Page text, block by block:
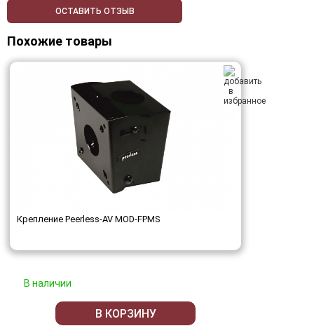
ОСТАВИТЬ ОТЗЫВ
Похожие товары
Крепление Peerless-AV MOD-FPMS
В наличии
В КОРЗИНУ